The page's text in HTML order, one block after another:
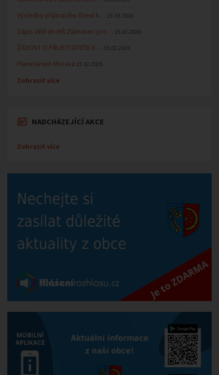
Výsledky přijímacího řízení k… 23.03.2026
Zápis dětí do MŠ Zlámanec pro… 25.02.2026
ŽÁDOST O PŘIJETÍ DÍTĚTE K… 25.02.2026
Planetárium Morava 23.02.2026
Zobrazit více
NADCHÁZEJÍCÍ AKCE
Zobrazit více